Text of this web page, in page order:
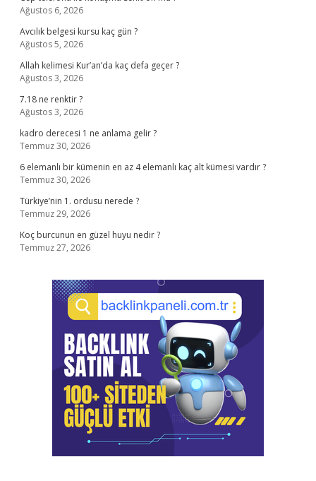
Ağustos 6, 2026
Avcılık belgesi kursu kaç gün ?
Ağustos 5, 2026
Allah kelimesi Kur’an’da kaç defa geçer ?
Ağustos 3, 2026
7.18 ne renktir ?
Ağustos 3, 2026
kadro derecesi 1 ne anlama gelir ?
Temmuz 30, 2026
6 elemanlı bir kümenin en az 4 elemanlı kaç alt kümesi vardır ?
Temmuz 30, 2026
Türkiye’nin 1. ordusu nerede ?
Temmuz 29, 2026
Koç burcunun en güzel huyu nedir ?
Temmuz 27, 2026